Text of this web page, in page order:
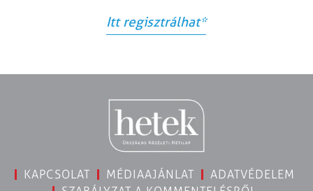
Itt regisztrálhat*
KAPCSOLAT MÉDIAAJÁNLAT
ADATVÉDELEM